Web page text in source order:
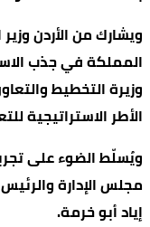
ويشارك من الأردن
المملكة في جذب
وزيرة التخطيط
الأطر الاستراتيجية
ويُسلّط الضوء على
إياد أبو خرمة.